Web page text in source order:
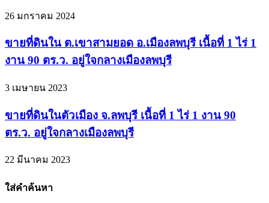
26 มกราคม 2024
ขายที่ดินใน ต.เขาสามยอด อ.เมืองลพบุรี เนื้อที่ 1 ไร่ 1
งาน 90 ตร.ว. อยู่ใจกลางเมืองลพบุรี
3 เมษายน 2023
ขายที่ดินในตัวเมือง จ.ลพบุรี เนื้อที่ 1 ไร่ 1 งาน 90
ตร.ว. อยู่ใจกลางเมืองลพบุรี
22 มีนาคม 2023
ใส่คำค้นหา